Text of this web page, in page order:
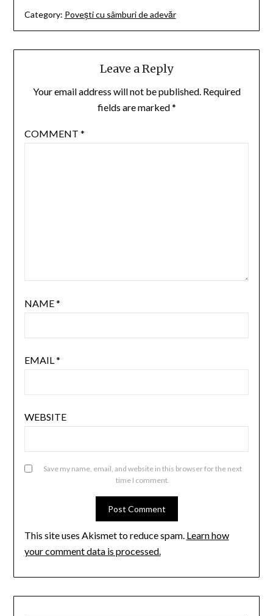
Category: Povești cu sâmburi de adevăr
Leave a Reply
Your email address will not be published. Required
fields are marked*
COMMENT *
NAME*
EMAIL*
WEBSITE
Save my name, email, and website in this browser for the next
time I comment.
This site uses Akismet to reduce spam. Learn how
your comment data is processed.